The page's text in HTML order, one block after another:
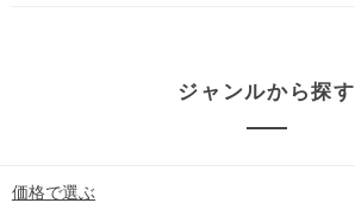
ジャンルから探す
価格で選ぶ